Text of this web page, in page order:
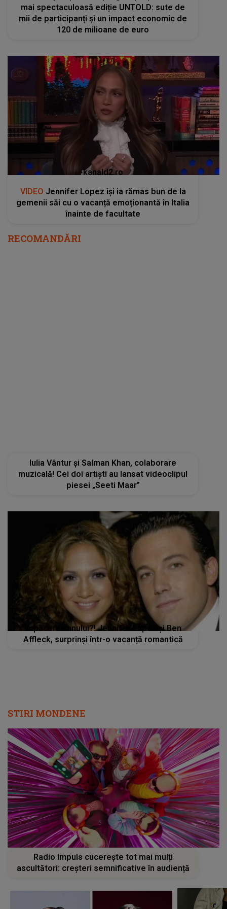
mai spectaculoasă ediție UNTOLD: sute de
mii de participanți și un impact economic de
120 de milioane de euro
kanald2.ro
VIDEO Jennifer Lopez își ia rămas bun de la
gemenii săi cu o vacanță emoționantă în Italia
înainte de facultate
RECOMANDĂRI
Împăcarea anului?! Jennifer Lopez și Ben
Affleck, surprinși într-o vacanță romantică
STIRI MONDENE
Radio Impuls cucerește tot mai mulți
ascultători: creșteri semnificative în audiență
ușa